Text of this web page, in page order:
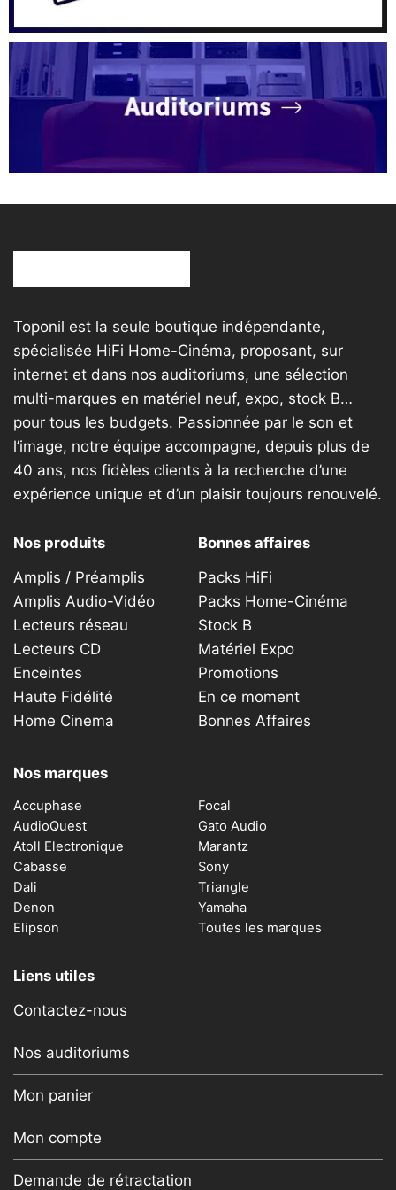
Toponil est la seule boutique indépendante,
spécialisée HiFi Home-Cinéma, proposant, sur
internet et dans nos auditoriums, une sélection
multi-marques en matériel neuf, expo, stock B…
pour tous les budgets. Passionnée par le son et
l’image, notre équipe accompagne, depuis plus de
40 ans, nos fidèles clients à la recherche d’une
expérience unique et d’un plaisir toujours renouvelé.
Nos produits
Amplis / Préamplis
Amplis Audio-Vidéo
Lecteurs réseau
Lecteurs CD
Enceintes
Haute Fidélité
Home Cinema
Bonnes affaires
Packs HiFi
Packs Home-Cinéma
Stock B
Matériel Expo
Promotions
En ce moment
Bonnes Affaires
Nos marques
Accuphase
AudioQuest
Atoll Electronique
Cabasse
Dali
Denon
Elipson
Focal
Gato Audio
Marantz
Sony
Triangle
Yamaha
Toutes les marques
Liens utiles
Contactez-nous
Nos auditoriums
Mon panier
Mon compte
Demande de rétractation